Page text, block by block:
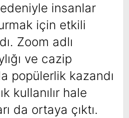
insanlar
için etkili
Zoom adlı
ve cazip
popülerlik kazandı
kullanılır hale
da ortaya çıktı.